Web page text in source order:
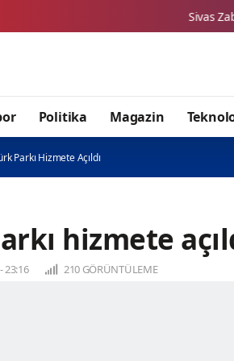
Sivas Zabıtası
Politika Magazin
Parkı Hizmete Açıldı
hizmete
23:16 210 GÖRÜNTÜLEME